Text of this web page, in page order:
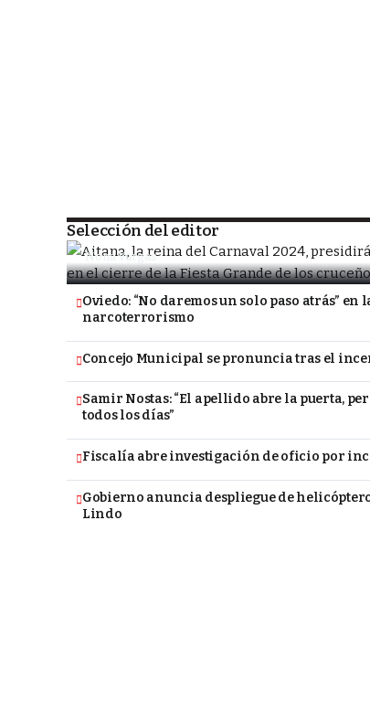
Selección del editor
tradicional Carnavalito
Nona Vargas
Oviedo: “No daremos un solo paso atrás”
narcoterrorismo
Concejo Municipal se pronuncia tras el
Samir Nostas: “El apellido abre la puerta,
todos los días”
Fiscalía abre investigación de oficio por
Gobierno anuncia despliegue de
Lindo